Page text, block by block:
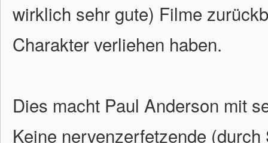
wirklich sehr gute) Filme
Charakter verliehen haben.
Dies macht Paul Anderson mit
Keine nervenzerfetzende